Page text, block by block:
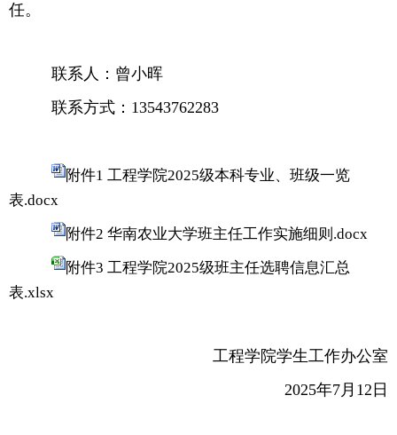
任。
联系人：曾小晖
联系方式：13543762283
附件1 工程学院2025级本科专业、班级一览
表.docx
附件2 华南农业大学班主任工作实施细则.docx
附件3 工程学院2025级班主任选聘信息汇总
表.xlsx
工程学院学生工作办公室
2025年7月12日